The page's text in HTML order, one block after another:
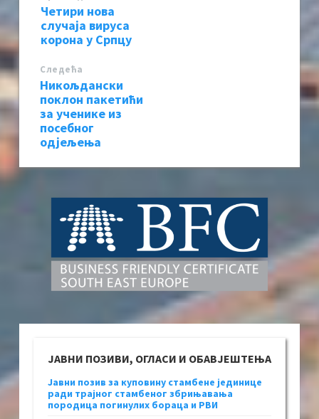
Четири нова
случаја вируса
корона у Српцу
Следећa
Никољдански
поклон пакетићи
за ученике из
посебног
одјељења
ЈАВНИ ПОЗИВИ, ОГЛАСИ И ОБАВЈЕШТЕЊА
Јавни позив за куповину стамбене јединице
ради трајног стамбеног збрињавања
породица погинулих бораца и РВИ